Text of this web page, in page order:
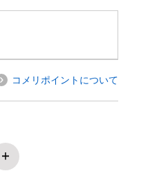
コメリポイントについて